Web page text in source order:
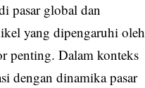
pasar global dan
yang dipengaruhi oleh
penting. Dalam konteks
dengan dinamika pasar